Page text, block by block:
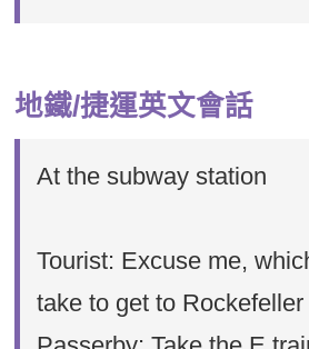
地鐵/捷運英文會話
At the subway station
Tourist: Excuse me,
take to get to